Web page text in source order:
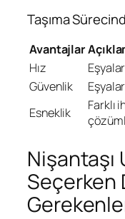
Taşıma
Avantajlar
Hız
Güvenlik
Esneklik
Farklı
Nişantaşı
Seçerken